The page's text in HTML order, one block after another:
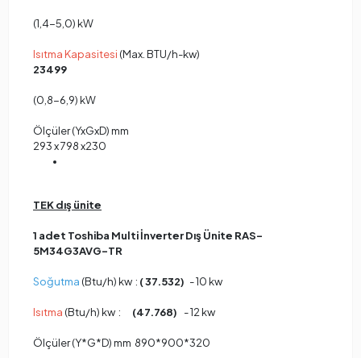
(1,4-5,0) kW
Isıtma Kapasitesi (Max. BTU/h-kw)
23499
(0,8-6,9) kW
Ölçüler (YxGxD) mm
293 x 798 x230
TEK dış ünite
1 adet Toshiba Multi İnverter Dış Ünite RAS-
5M34G3AVG-TR
Soğutma (Btu/h) kw : ( 37.532) - 10 kw
Isıtma (Btu/h) kw : (47.768) - 12 kw
Ölçüler (Y*G*D) mm 890*900*320